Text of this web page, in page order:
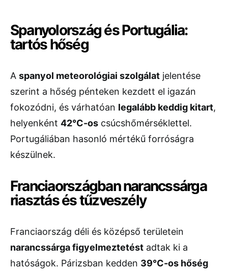
Spanyolország és Portugália:
tartós hőség
A spanyol meteorológiai szolgálat jelentése
szerint a hőség pénteken kezdett el igazán
fokozódni, és várhatóan legalább keddig kitart,
helyenként 42°C-os csúcshőmérséklettel.
Portugáliában hasonló mértékű forróságra
készülnek.
Franciaországban narancssárga
riasztás és tűzveszély
Franciaország déli és középső területein
narancssárga figyelmeztetést adtak ki a
hatóságok. Párizsban kedden 39°C-os hőség